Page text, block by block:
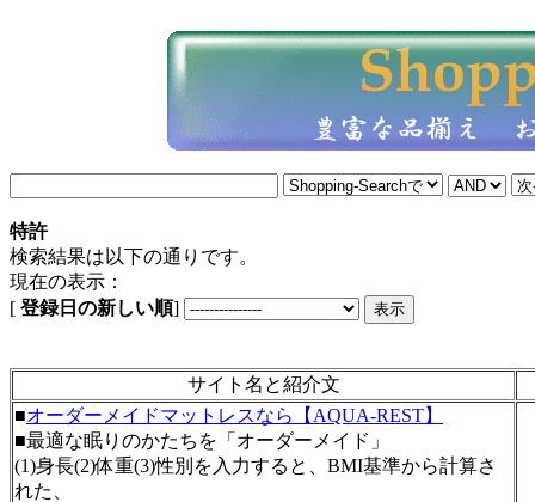
特許
検索結果は以下の通りです。
現在の表示：
[ 登録日の新しい順]
サイト名と紹介文
■オーダーメイドマットレスなら【AQUA-REST】
■最適な眠りのかたちを「オーダーメイド」
(1)身長(2)体重(3)性別を入力すると、BMI基準から計算さ
れた、